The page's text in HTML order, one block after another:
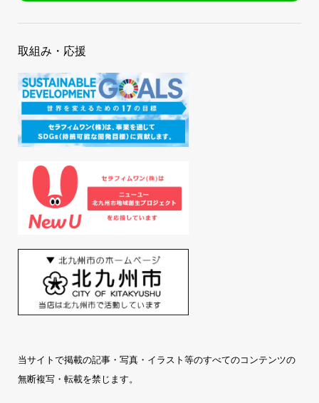
取組み・応援
当サイトで掲載の記事・写真・イラスト等のすべてのコンテンツの
無断複写・転載を禁じます。